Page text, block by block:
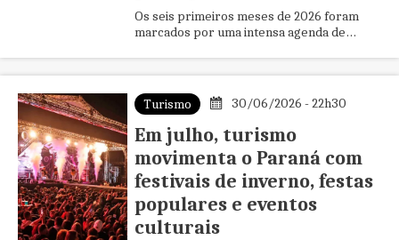
Os seis primeiros meses de 2026 foram
marcados por uma intensa agenda de
Turismo 30/06/2026 - 22h30
Em julho, turismo
movimenta o Paraná com
festivais de inverno, festas
populares e eventos
culturais